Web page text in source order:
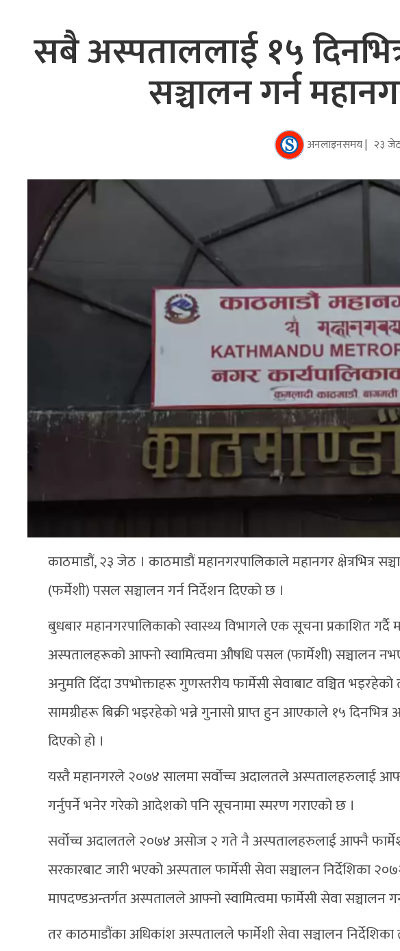
सबै अस्पताललाई १५
सञ्चालन गर्न
अनलाइनसमय | २३
काठमाडौं, २३ जेठ । काठमाडौं महानगरपालिकाले महानगर क्षेत्रभित्र
(फर्मेशी) पसल सञ्चालन गर्न निर्देशन दिएको छ ।
बुधबार महानगरपालिकाको स्वास्थ्य विभागले एक सूचना प्रकाशित गर्दै
अस्पतालहरूको आफ्नो स्वामित्वमा औषधि पसल (फार्मेशी) सञ्चालन
अनुमति दिँदा उपभोक्ताहरू गुणस्तरीय फार्मेसी सेवाबाट वञ्चित
सामग्रीहरू बिक्री भइरहेको भन्ने गुनासो प्राप्त हुन आएकाले १५ दिनभित्र
दिएको हो ।
यस्तै महानगरले २०७४ सालमा सर्वोच्च अदालतले अस्पतालहरुलाई
गर्नुपर्ने भनेर गरेको आदेशको पनि सूचनामा स्मरण गराएको छ ।
सर्वोच्च अदालतले २०७४ असोज २ गते नै अस्पतालहरुलाई आफ्नै
सरकारबाट जारी भएको अस्पताल फार्मेसी सेवा सञ्चालन निर्देशिका
मापदण्डअन्तर्गत अस्पतालले आफ्नो स्वामित्वमा फार्मेसी सेवा सञ्चालन
तर काठमाडौंका अधिकांश अस्पतालले फार्मेशी सेवा सञ्चालन